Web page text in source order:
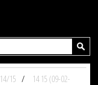
14/15
14 15 (09-02-